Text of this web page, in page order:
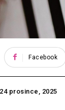
Facebook
24 prosince, 2025